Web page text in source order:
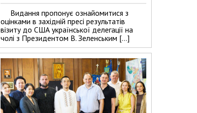
Видання пропонує ознайомитися з
оцінками в західній пресі результатів
візиту до США української делегації на
чолі з Президентом В. Зеленським […]